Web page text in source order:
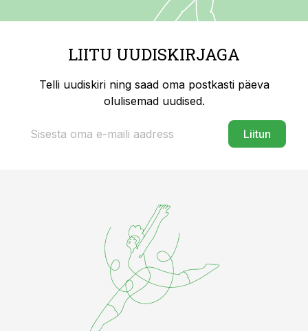
LIITU UUDISKIRJAGA
Telli uudiskiri ning saad oma postkasti päeva
olulisemad uudised.
Liitun